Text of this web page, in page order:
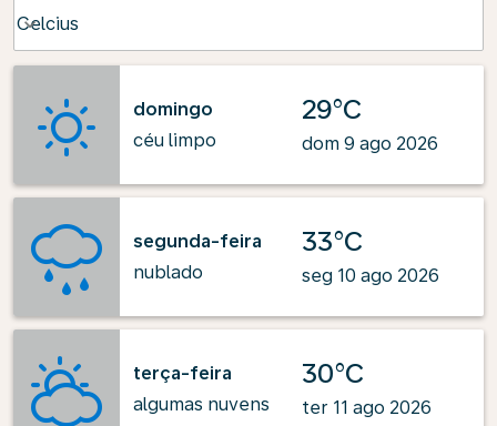
Celcius
keyboard_arrow_down
domingo
céu limpo
29°C
dom 9 ago 2026
segunda-feira
nublado
33°C
seg 10 ago 2026
terça-feira
algumas nuvens
30°C
ter 11 ago 2026